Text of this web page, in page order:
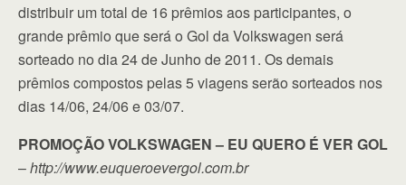
distribuir um total de 16 prêmios aos participantes, o
grande prêmio que será o Gol da Volkswagen será
sorteado no dia 24 de Junho de 2011. Os demais
prêmios compostos pelas 5 viagens serão sorteados nos
dias 14/06, 24/06 e 03/07.
PROMOÇÃO VOLKSWAGEN – EU QUERO É VER GOL
–http://www.euqueroevergol.com.br